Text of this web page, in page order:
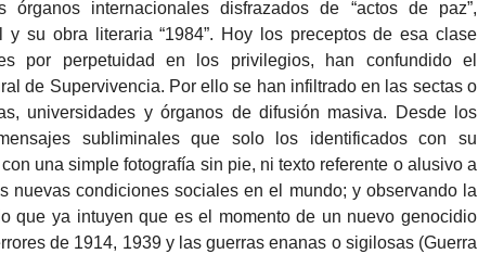
órganos internacionales disfrazados de “actos de paz”,
y su obra literaria “1984”. Hoy los preceptos de esa clase
por perpetuidad en los privilegios, han confundido el
de Supervivencia. Por ello se han infiltrado en las sectas o
universidades y órganos de difusión masiva. Desde los
subliminales que solo los identificados con su
una simple fotografía sin pie, ni texto referente o alusivo a
nuevas condiciones sociales en el mundo; y observando la
que ya intuyen que es el momento de un nuevo genocidio
de 1914, 1939 y las guerras enanas o sigilosas (Guerra